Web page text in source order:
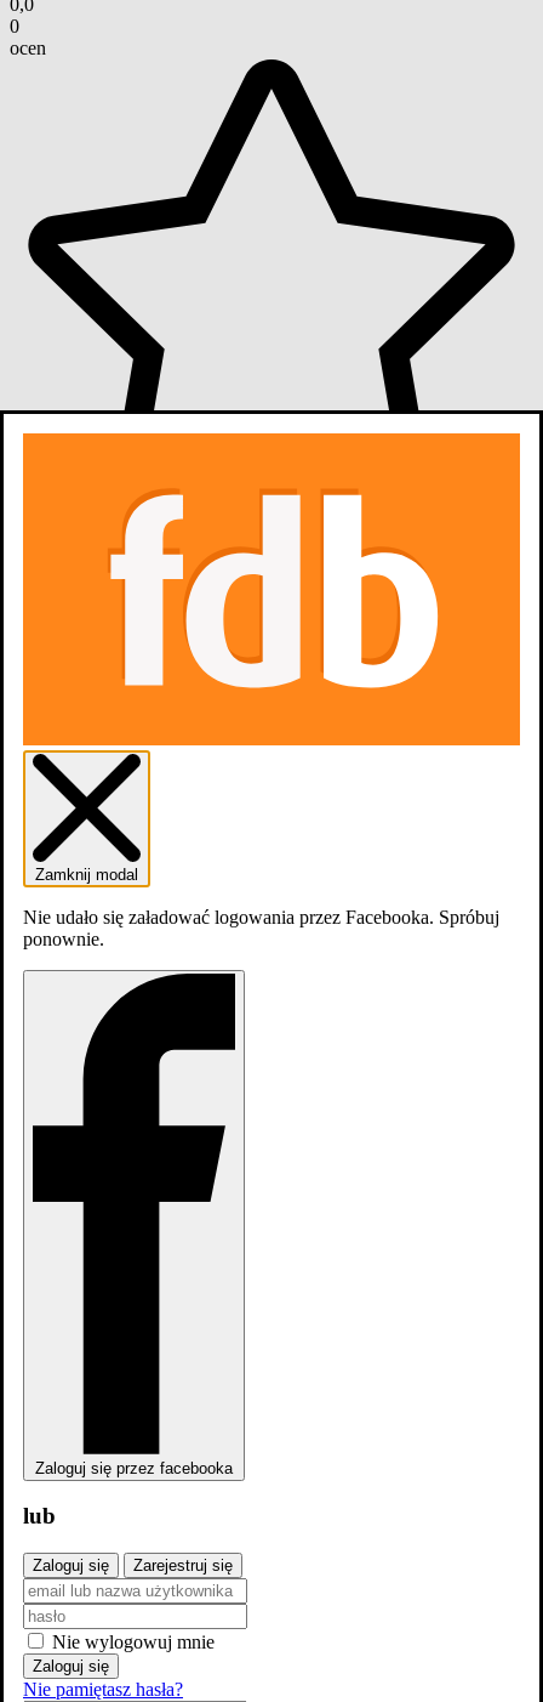
0,0
0
ocen
Dodaj do listy Listy
osób lubi
Filmografia
Zamknij modal
Nie udało się załadować logowania przez Facebooka. Spróbuj
ponownie.
Zaloguj się przez facebooka
lub
Zaloguj się Zarejestruj się
Nie wylogowuj mnie
Zaloguj się
Nie pamiętasz hasła?